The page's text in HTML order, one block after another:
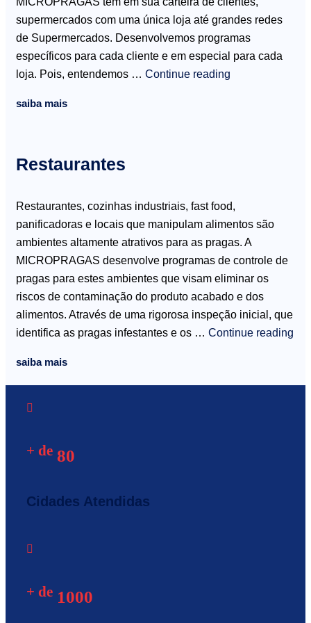
supermercados com uma única loja até grandes redes
de Supermercados. Desenvolvemos programas
específicos para cada cliente e em especial para cada
loja. Pois, entendemos … Continue reading
saiba mais
Restaurantes
Restaurantes, cozinhas industriais, fast food,
panificadoras e locais que manipulam alimentos são
ambientes altamente atrativos para as pragas. A
MICROPRAGAS desenvolve programas de controle de
pragas para estes ambientes que visam eliminar os
riscos de contaminação do produto acabado e dos
alimentos. Através de uma rigorosa inspeção inicial, que
identifica as pragas infestantes e os … Continue reading
saiba mais
+ de 80
Cidades Atendidas
+ de 1000